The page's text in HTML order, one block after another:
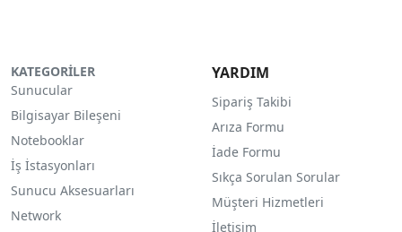
KATEGORİLER
Sunucular
Bilgisayar Bileşeni
Notebooklar
İş İstasyonları
Sunucu Aksesuarları
Network
YARDIM
Sipariş Takibi
Arıza Formu
İade Formu
Sıkça Sorulan Sorular
Müşteri Hizmetleri
İletişim